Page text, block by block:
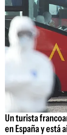
Un turista
en España y está